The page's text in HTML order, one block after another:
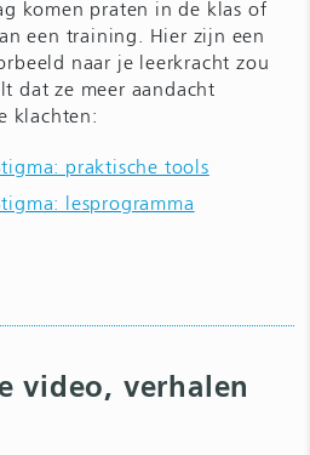
komen praten in de klas of
een training. Hier zijn een
naar je leerkracht zou
dat ze meer aandacht
klachten:
praktische tools
lesprogramma
video, verhalen